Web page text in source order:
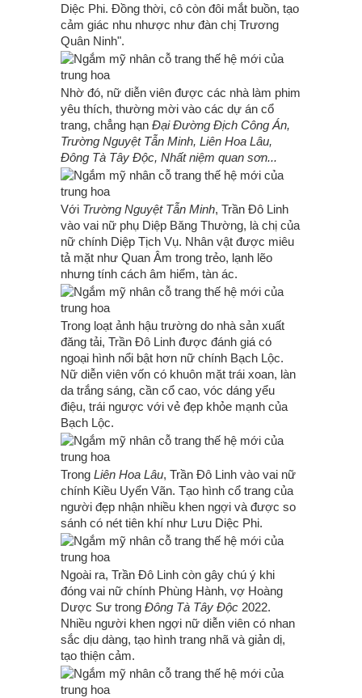
Diệc Phi. Đồng thời, cô còn đôi mắt buồn, tạo
cảm giác nhu nhược như đàn chị Trương
Quân Ninh".
Nhờ đó, nữ diễn viên được các nhà làm phim
yêu thích, thường mời vào các dự án cổ
trang, chẳng hạn Đại Đường Địch Công Án,
Trường Nguyệt Tẫn Minh, Liên Hoa Lâu,
Đông Tà Tây Độc, Nhất niệm quan sơn...
Với Trường Nguyệt Tẫn Minh, Trần Đô Linh
vào vai nữ phụ Diệp Băng Thường, là chị của
nữ chính Diệp Tịch Vụ. Nhân vật được miêu
tả mặt như Quan Âm trong trẻo, lạnh lẽo
nhưng tính cách âm hiểm, tàn ác.
Trong loạt ảnh hậu trường do nhà sản xuất
đăng tải, Trần Đô Linh được đánh giá có
ngoại hình nổi bật hơn nữ chính Bạch Lộc.
Nữ diễn viên vốn có khuôn mặt trái xoan, làn
da trắng sáng, cần cổ cao, vóc dáng yểu
điệu, trái ngược với vẻ đẹp khỏe mạnh của
Bạch Lộc.
Trong Liên Hoa Lâu, Trần Đô Linh vào vai nữ
chính Kiều Uyển Vãn. Tạo hình cổ trang của
người đẹp nhận nhiều khen ngợi và được so
sánh có nét tiên khí như Lưu Diệc Phi.
Ngoài ra, Trần Đô Linh còn gây chú ý khi
đóng vai nữ chính Phùng Hành, vợ Hoàng
Dược Sư trong Đông Tà Tây Độc 2022.
Nhiều người khen ngợi nữ diễn viên có nhan
sắc dịu dàng, tạo hình trang nhã và giản dị,
tạo thiện cảm.